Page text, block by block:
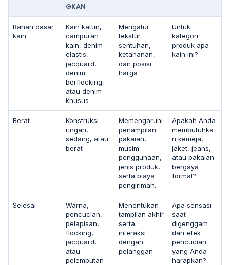
GKAN
Bahan dasar
kain
Kain katun,
campuran
kain, denim
elastis,
jacquard,
denim
berflocking,
atau denim
khusus
Mengatur
tekstur
sentuhan,
ketahanan,
dan posisi
harga
Untuk
kategori
produk apa
kain ini?
Berat
Konstruksi
ringan,
sedang, atau
berat
Memengaruhi
penampilan
pakaian,
musim
penggunaan,
jenis produk,
serta biaya
pengiriman.
Apakah Anda
membutuhka
n kemeja,
jaket, jeans,
atau pakaian
bergaya
formal?
Selesai
Warna,
pencucian,
pelapisan,
flocking,
jacquard,
atau
pelembutan
Menentukan
tampilan akhir
serta
interaksi
dengan
pelanggan
Apa sensasi
saat
digenggam
dan efek
pencucian
yang Anda
harapkan?